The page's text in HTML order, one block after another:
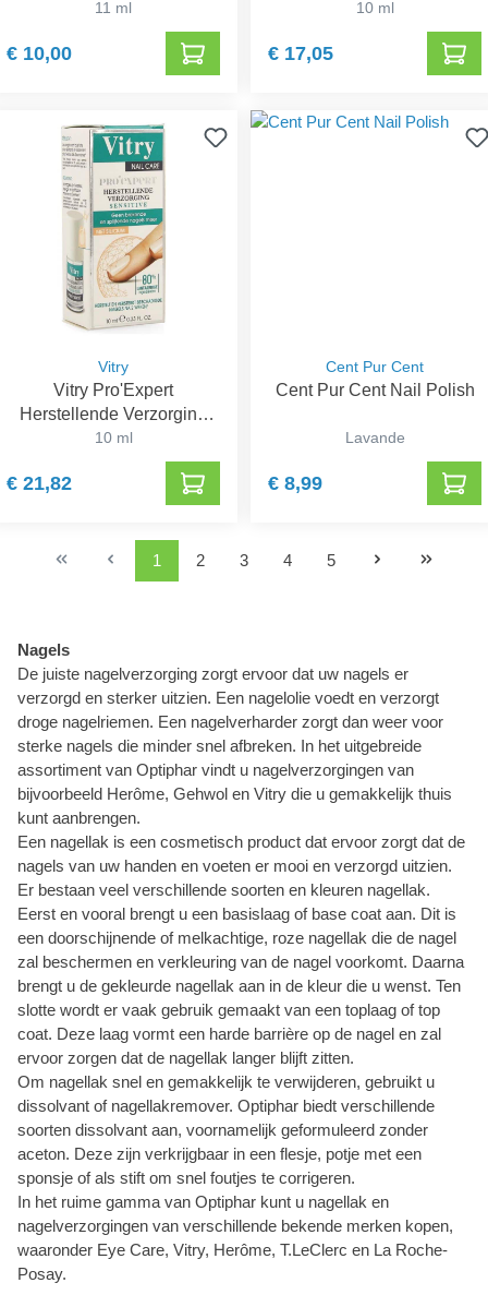
11 ml
€ 10,00
10 ml
€ 17,05
Vitry
Vitry Pro'Expert
Herstellende Verzorging
Sensitive
10 ml
€ 21,82
Cent Pur Cent
Cent Pur Cent Nail Polish
Lavande
€ 8,99
1 2 3 4 5
Nagels
De juiste nagelverzorging zorgt ervoor dat uw nagels er
verzorgd en sterker uitzien. Een nagelolie voedt en verzorgt
droge nagelriemen. Een nagelverharder zorgt dan weer voor
sterke nagels die minder snel afbreken. In het uitgebreide
assortiment van Optiphar vindt u nagelverzorgingen van
bijvoorbeeld Herôme, Gehwol en Vitry die u gemakkelijk thuis
kunt aanbrengen.
Een nagellak is een cosmetisch product dat ervoor zorgt dat de
nagels van uw handen en voeten er mooi en verzorgd uitzien.
Er bestaan veel verschillende soorten en kleuren nagellak.
Eerst en vooral brengt u een basislaag of base coat aan. Dit is
een doorschijnende of melkachtige, roze nagellak die de nagel
zal beschermen en verkleuring van de nagel voorkomt. Daarna
brengt u de gekleurde nagellak aan in de kleur die u wenst. Ten
slotte wordt er vaak gebruik gemaakt van een toplaag of top
coat. Deze laag vormt een harde barrière op de nagel en zal
ervoor zorgen dat de nagellak langer blijft zitten.
Om nagellak snel en gemakkelijk te verwijderen, gebruikt u
dissolvant of nagellakremover. Optiphar biedt verschillende
soorten dissolvant aan, voornamelijk geformuleerd zonder
aceton. Deze zijn verkrijgbaar in een flesje, potje met een
sponsje of als stift om snel foutjes te corrigeren.
In het ruime gamma van Optiphar kunt u nagellak en
nagelverzorgingen van verschillende bekende merken kopen,
waaronder Eye Care, Vitry, Herôme, T.LeClerc en La Roche-
Posay.